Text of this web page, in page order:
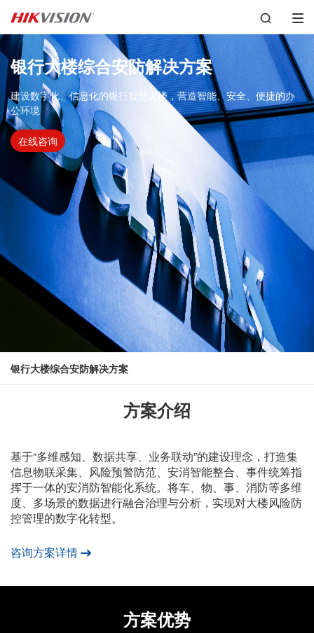
银行大楼综合安防解决方案
建设数字化、信息化的银行智慧大楼，营造智能、安全、便捷的办
公环境
在线咨询
银行大楼综合安防解决方案
方案介绍
基于“多维感知、数据共享、业务联动”的建设理念，打造集
信息物联采集、风险预警防范、安消智能整合、事件统筹指
挥于一体的安消防智能化系统。将车、物、事、消防等多维
度、多场景的数据进行融合治理与分析，实现对大楼风险防
控管理的数字化转型。
咨询方案详情
方案优势